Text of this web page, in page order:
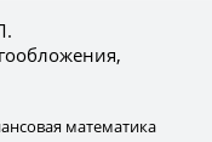
математика